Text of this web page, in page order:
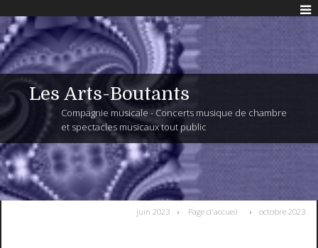
Les Arts-Boutants
Compagnie musicale - Concerts musique de chambre
et spectacles musicaux tout public
juin 2023 Page d'accueil octobre 2023